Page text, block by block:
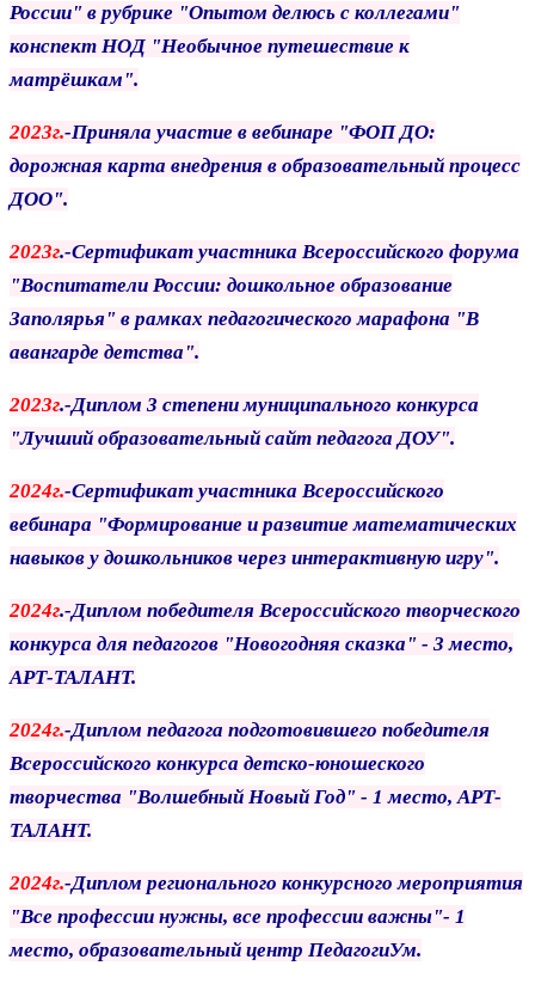
России" в рубрике "Опытом делюсь с коллегами"
конспект НОД "Необычное путешествие к
матрёшкам".
2023г.-Приняла участие в вебинаре "ФОП ДО:
дорожная карта внедрения в образовательный процесс
ДОО".
2023г.-Сертификат участника Всероссийского форума
"Воспитатели России: дошкольное образование
Заполярья" в рамках педагогического марафона "В
авангарде детства".
2023г.-Диплом 3 степени муниципального конкурса
"Лучший образовательный сайт педагога ДОУ".
2024г.-Сертификат участника Всероссийского
вебинара "Формирование и развитиематематических
навыков у дошкольников через интерактивную игру".
2024г.-Диплом победителя Всероссийского творческого
конкурса для педагогов "Новогодняя сказка" - 3 место,
АРТ-ТАЛАНТ.
2024г.-Диплом педагога подготовившего победителя
Всероссийского конкурса детско-юношеского
творчества "Волшебный Новый Год" - 1 место,АРТ-
ТАЛАНТ.
2024г.-Диплом регионального конкурсного мероприятия
"Все профессии нужны, все профессии важны"- 1
место, образовательный центр ПедагогиУм.